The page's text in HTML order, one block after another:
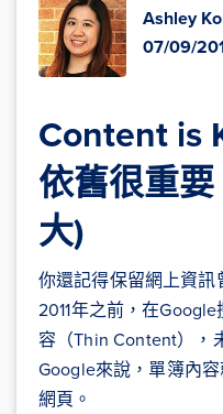
Ashley
07/09/
Content is
依舊很重
大)
你還記得保留網上資
2011年之前，在
容（Thin Content），
Google來說，單簿內
網頁。